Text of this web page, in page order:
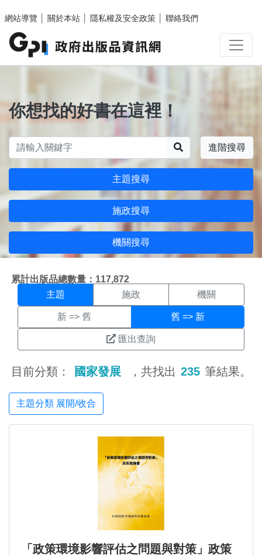
網站導覽
關於本站 隱私權及安全政策 聯絡我們
你想找的好書在這裡！
進階搜尋
主題搜尋
施政搜尋
機關搜尋
累計出版品總數量：117,872
主題搜尋結果頁面
主題 施政 機關
新 => 舊 舊 => 新
匯出查詢
目前分類： 國家發展 ，共找出 235 筆結果。
主題分類 展開/收合
「政策環境影響評估之問題與對策」政策